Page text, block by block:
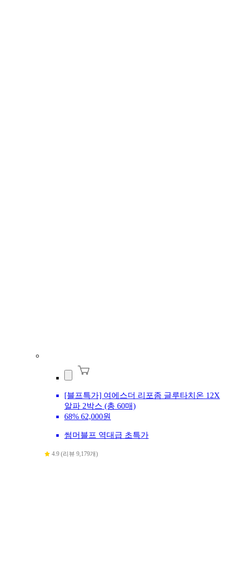
[블프특가] 여에스더 리포좀 글루타치온 12X
알파 2박스 (총 60매)
68% 62,000원
썸머블프 역대급 초특가
4.9 (리뷰 9,179개)